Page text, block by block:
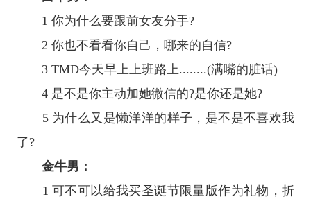
1 你为什么要跟前女友分手?
2 你也不看看你自己，哪来的自信?
3 TMD今天早上上班路上........(满嘴的脏话)
4 是不是你主动加她微信的?是你还是她?
5 为什么又是懒洋洋的样子，是不是不喜欢我
了?
金牛男：
1 可不可以给我买圣诞节限量版作为礼物，折